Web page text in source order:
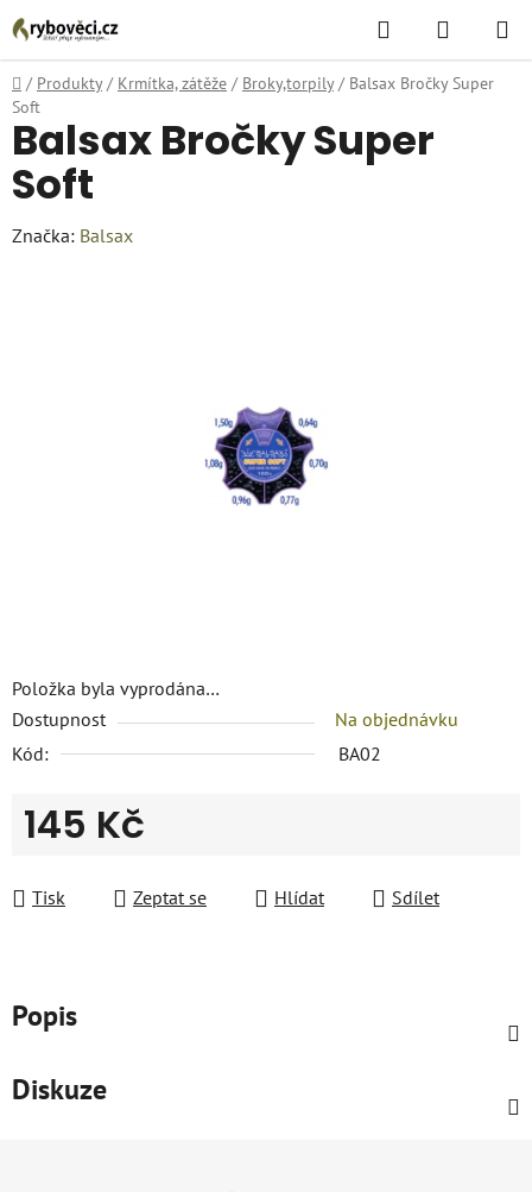
Přejít
na
obsah
Hledat
KOŠÍK
Domů
/ Produkty / Krmítka, zátěže / Broky,torpily / Balsax Bročky Super
Soft
Položka byla vyprodána…
Dostupnost
Na objednávku
Kód:
BA02
145 Kč
Tisk
Zeptat se Hlídat Sdílet
Balsax Bročky Super
Soft
Značka: Balsax
Popis
Diskuze